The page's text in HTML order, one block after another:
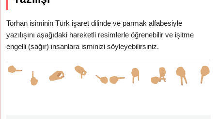
Torhan isiminin Türk işaret dilinde ve parmak alfabesiyle
yazılışını aşağıdaki hareketli resimlerle öğrenebilir ve işitme
engelli (sağır) insanlara isminizi söyleyebilirsiniz.